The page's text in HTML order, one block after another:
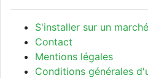
S'installer sur un marché
Contact
Mentions légales
Conditions générales